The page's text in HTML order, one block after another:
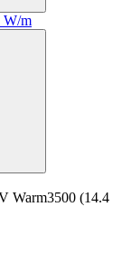
W/m
Warm3500 (14.4